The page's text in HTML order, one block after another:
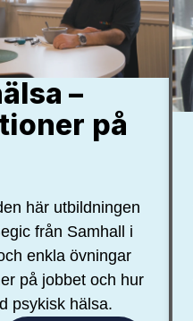
–
på
här utbildningen
från Samhall i
enkla övningar
på jobbet och hur
psykisk hälsa.